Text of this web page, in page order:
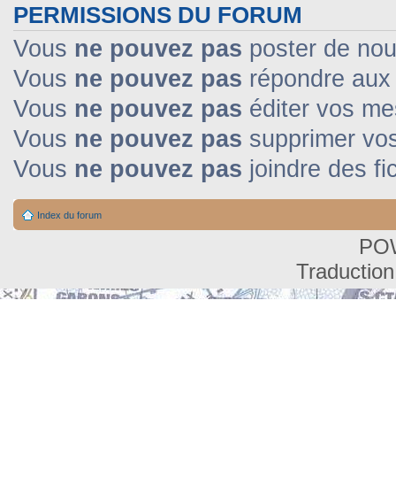
PERMISSIONS DU FORUM
Vous ne pouvez pas poster de
Vous ne pouvez pas répondre
Vous ne pouvez pas éditer vos
Vous ne pouvez pas supprimer
Vous ne pouvez pas joindre des
Index du forum